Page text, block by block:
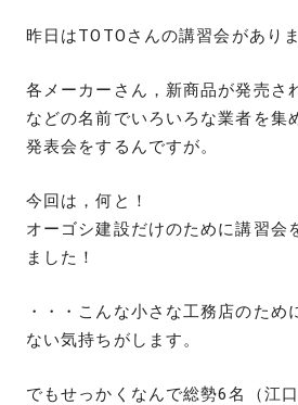
昨日はTOTOさんの講習会がありま
各メーカーさん，新商品が発売さ
などの名前でいろいろな業者を集
発表会をするんですが。
今回は，何と！
オーゴシ建設だけのために講習会
ました！
・・・こんな小さな工務店のため
ない気持ちがします。
でもせっかくなんで総勢6名（江